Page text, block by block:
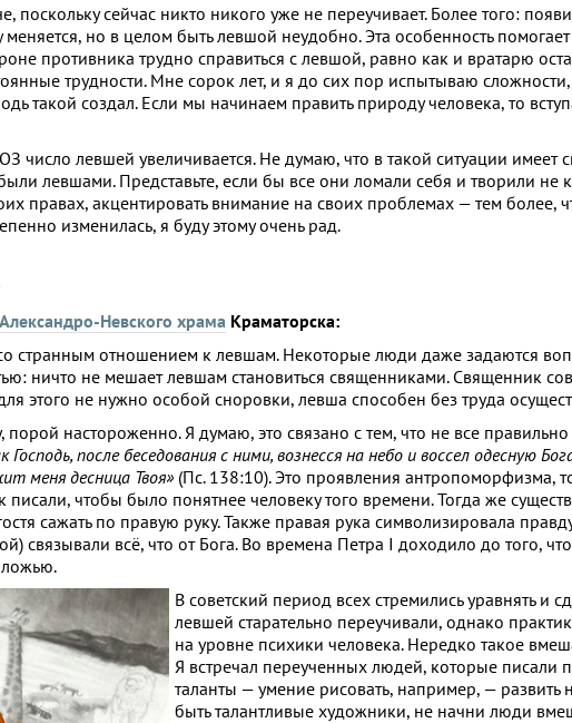
поскольку сейчас никто никого уже не переучивает. Более того:
но в целом быть левшой неудобно. Эта особенность помогает
противника трудно справиться с левшой, равно как и вратарю
трудности. Мне сорок лет, и я до сих пор испытываю
такой создал. Если мы начинаем править природу человека, то
число левшей увеличивается. Не думаю, что в такой ситуации имеет
левшами. Представьте, если бы все они ломали себя и творили не
правах, акцентировать внимание на своих проблемах — тем более,
изменилась, я буду этому очень рад.
Александро-Невского храма Краматорска:
странным отношением к левшам. Некоторые люди даже задаются
ничто не мешает левшам становиться священниками. Священник
этого не нужно особой сноровки, левша способен без труда
настороженно. Я думаю, это связано с тем, что не все
Господь, после беседования с ними, вознесся на небо и воссел одесную
меня десница Твоя»(Пс. 138:10). Это проявления антропоморфизма,
писали, чтобы было понятнее человеку того времени. Тогда же
сажать по правую руку. Также правая рука символизировала
связывали всё, что от Бога. Во времена Петра I доходило до того,
ложью.
В советский период всех стремились уравнять и
левшей старательно переучивали, однако
на уровне психики человека. Нередко такое
Я встречал переученных людей, которые писали
таланты — умение рисовать, например, — развить
быть талантливые художники, не начни люди